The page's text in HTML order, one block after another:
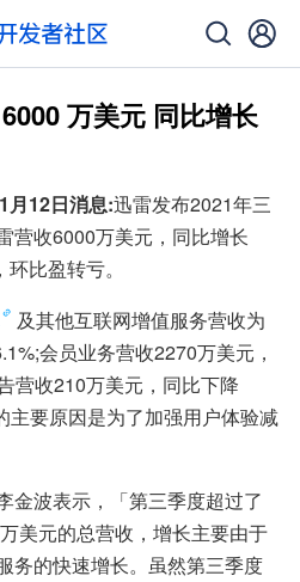
万美元 同比增长
月12日消息:迅雷发布2021年三
营收6000万美元，同比增长
比盈转亏。
及其他互联网增值服务营收为
会员业务营收2270万美元，
营收210万美元，同比下降
主要原因是为了加强用户体验减
金波表示，「第三季度超过了
美元的总营收，增长主要由于
务的快速增长。虽然第三季度